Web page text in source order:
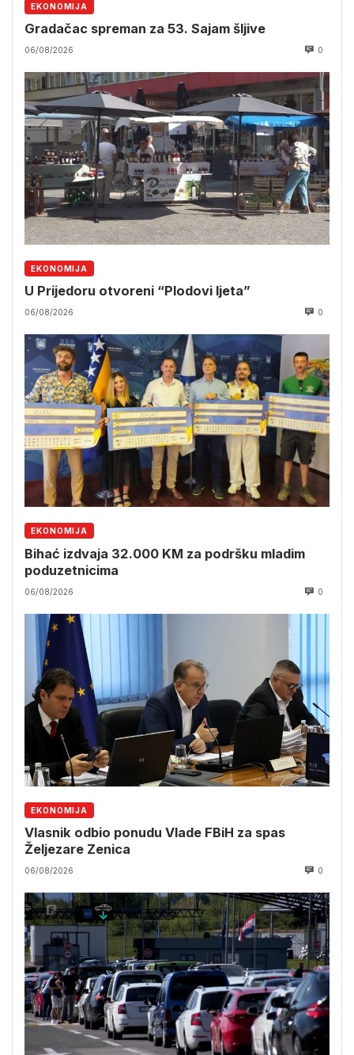
EKONOMIJA
Gradačac spreman za 53. Sajam šljive
06/08/2026 0
EKONOMIJA
U Prijedoru otvoreni “Plodovi ljeta”
06/08/2026 0
EKONOMIJA
Bihać izdvaja 32.000 KM za podršku mladim
poduzetnicima
06/08/2026 0
EKONOMIJA
Vlasnik odbio ponudu Vlade FBiH za spas
Željezare Zenica
06/08/2026 0